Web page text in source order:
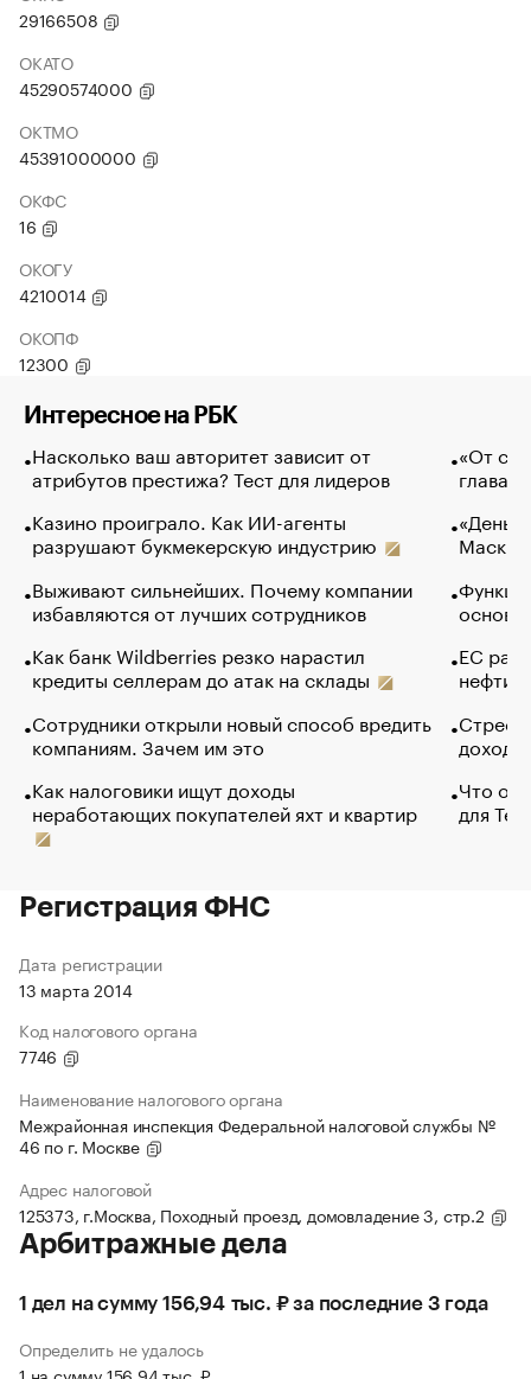
29166508
ОКАТО
45290574000
ОКТМО
45391000000
ОКФС
16
ОКОГУ
4210014
ОКОПФ
12300
Интересное на РБК
Насколько ваш авторитет зависит от
атрибутов престижа? Тест для лидеров
Казино проиграло. Как ИИ-агенты
разрушают букмекерскую индустрию
Выживают сильнейших. Почему компании
избавляются от лучших сотрудников
Как банк Wildberries резко нарастил
кредиты селлерам до атак на склады
Сотрудники открыли новый способ вредить
компаниям. Зачем им это
Как налоговики ищут доходы
неработающих покупателей яхт и квартир
«От
глава
Маск в
основ
ЕС
нефти
Что
для
Регистрация ФНС
Дата регистрации
13 марта 2014
Код налогового органа
7746
Наименование налогового органа
Межрайонная инспекция Федеральной налоговой службы №
46 по г. Москве
Адрес налоговой
125373, г.Москва, Походный проезд, домовладение 3, стр.2
Арбитражные дела
1 дел на сумму 156,94 тыс. ₽ за последние 3 года
Определить не удалось